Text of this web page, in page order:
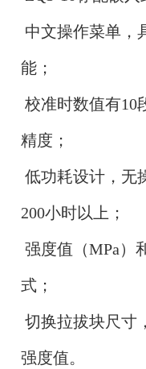
中文操作菜单，
能；
校准时数值有10
精度；
低功耗设计，无
200小时以上；
强度值（MPa）
式；
切换拉拔块尺寸
强度值。